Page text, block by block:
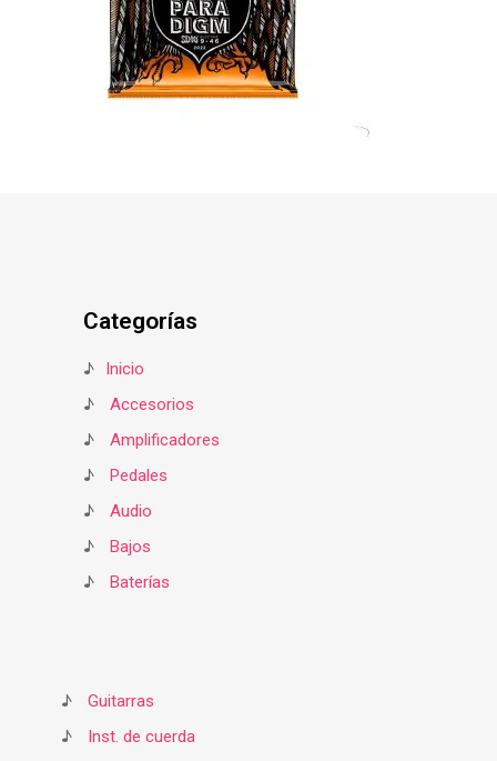
Categorías
♪
Inicio
♪
Accesorios
♪
Amplificadores
♪
Pedales
♪
Audio
♪
Bajos
♪
Baterías
♪
Guitarras
♪
Inst. de cuerda